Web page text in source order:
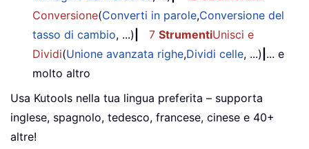
Conversione(Converti in parole,Conversione del
tasso di cambio, ...) 7 StrumentiUnisci e
Dividi(Unione avanzata righe,Dividi celle, ...) ... e
molto altro
Usa Kutools nella tua lingua preferita – supporta
inglese, spagnolo, tedesco, francese, cinese e 40+
altre!